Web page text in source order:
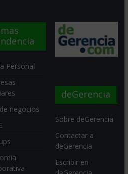
Personal
negocios
deGerencia
Sobre deGerencia
Contactar a
deGerencia
Escribir en